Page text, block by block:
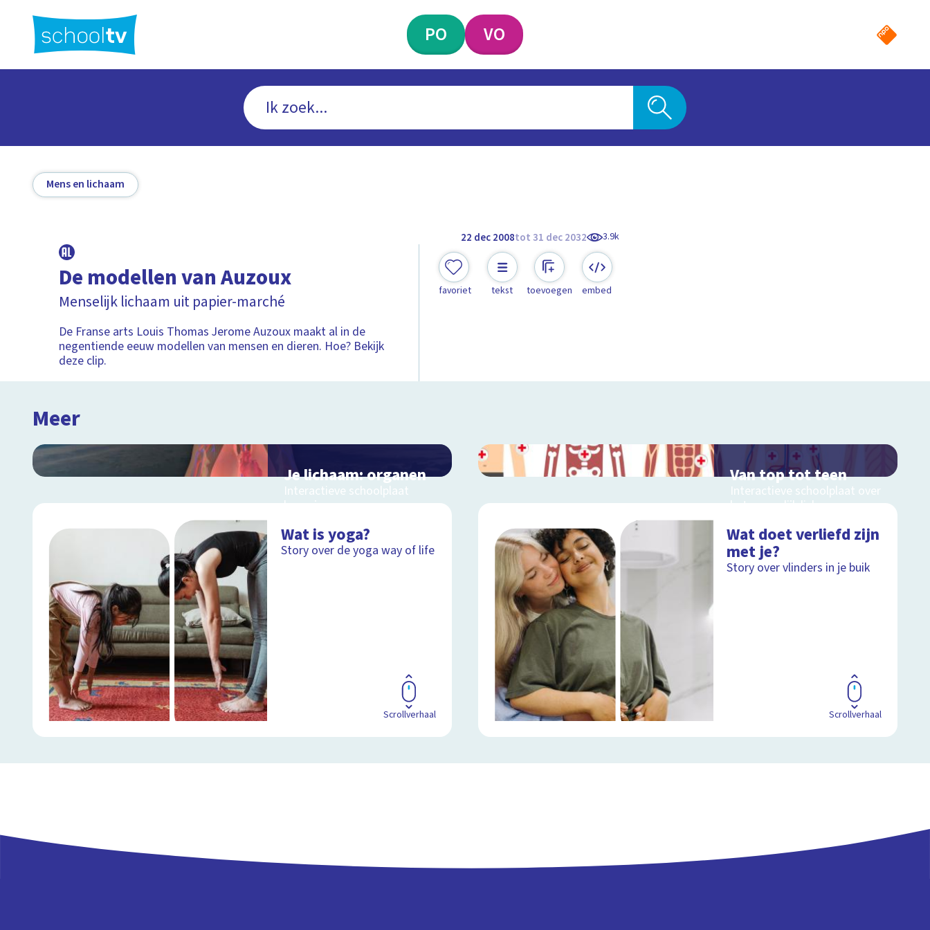
hoofdinhoud
PO VO
Mens en lichaam
22 dec 2008tot 31 dec 2032 3.9k
De modellen van Auzoux
Menselijk lichaam uit papier-marché
De Franse arts Louis Thomas Jerome Auzoux maakt al in de
negentiende eeuw modellen van mensen en dieren. Hoe? Bekijk
deze clip.
favoriet tekst toevoegen embed
Meer
Je lichaam: organen
Interactieve schoolplaat
langs je organen
Schoolplaat
Van top tot teen
Interactieve schoolplaat over
het menselijk lichaam
Schoolplaat
Wat is yoga?
Story over de yoga way of life
Scrollverhaal
Wat doet verliefd zijn
met je?
Story over vlinders in je buik
Scrollverhaal